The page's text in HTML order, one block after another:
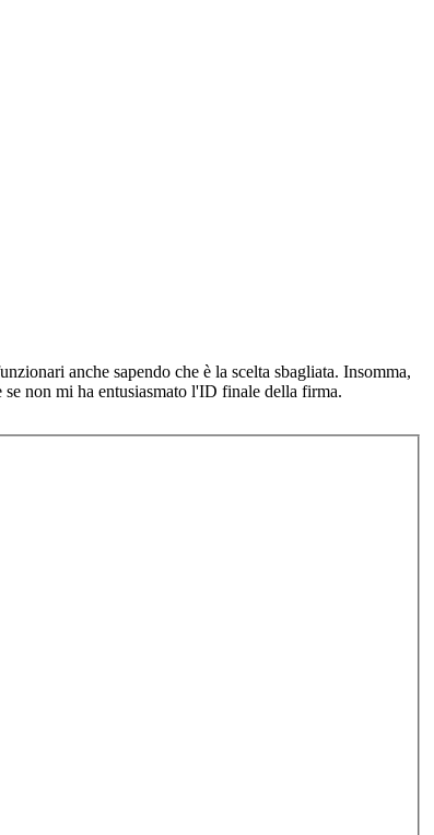
anche sapendo che è la scelta sbagliata. Insomma,
non mi ha entusiasmato l'ID finale della firma.